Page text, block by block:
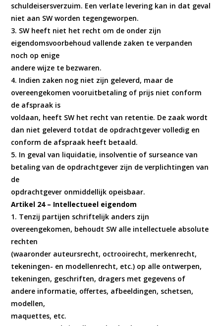
schuldeisersverzuim. Een verlate levering kan in dat geval
niet aan SW worden tegengeworpen.
3. SW heeft niet het recht om de onder zijn
eigendomsvoorbehoud vallende zaken te verpanden
noch op enige
andere wijze te bezwaren.
4. Indien zaken nog niet zijn geleverd, maar de
overeengekomen vooruitbetaling of prijs niet conform
de afspraak is
voldaan, heeft SW het recht van retentie. De zaak wordt
dan niet geleverd totdat de opdrachtgever volledig en
conform de afspraak heeft betaald.
5. In geval van liquidatie, insolventie of surseance van
betaling van de opdrachtgever zijn de verplichtingen van
de
opdrachtgever onmiddellijk opeisbaar.
Artikel 24 – Intellectueel eigendom
1. Tenzij partijen schriftelijk anders zijn
overeengekomen, behoudt SW alle intellectuele absolute
rechten
(waaronder auteursrecht, octrooirecht, merkenrecht,
tekeningen- en modellenrecht, etc.) op alle ontwerpen,
tekeningen, geschriften, dragers met gegevens of
andere informatie, offertes, afbeeldingen, schetsen,
modellen,
maquettes, etc.